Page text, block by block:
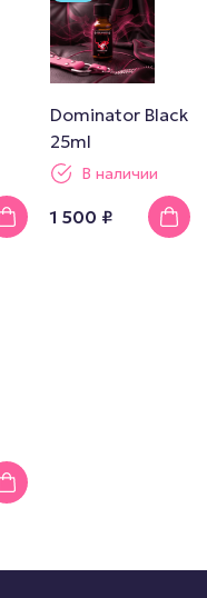
Dominator Black
25ml
В наличии
1 500 ₽